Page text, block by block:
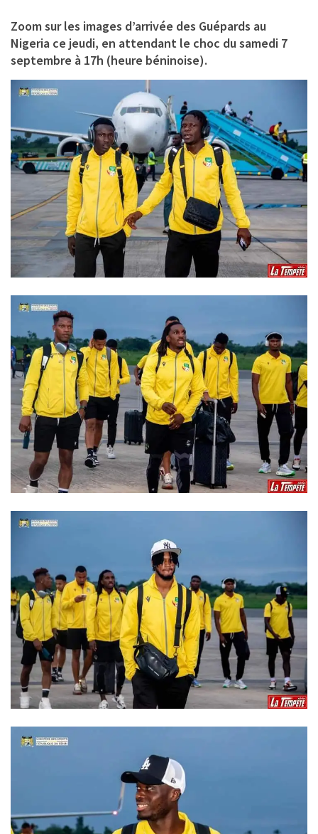
Zoom sur les images d’arrivée des Guépards au
Nigeria ce jeudi, en attendant le choc du samedi 7
septembre à 17h (heure béninoise).